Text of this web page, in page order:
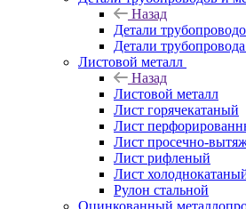
Назад
Детали
Детали
Листовой металл
Назад
Листовой металл
Лист горячекатаный
Лист
Лист просечно-
Лист рифленый
Лист
Рулон стальной
Оцинкованный